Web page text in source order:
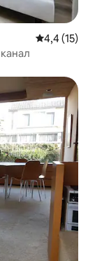
Середня
4,4 (15)